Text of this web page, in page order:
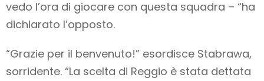
vedo l’ora di giocare con questa squadra – “ha
dichiarato l’opposto.
“Grazie per il benvenuto!” esordisce Stabrawa,
sorridente. “La scelta di Reggio è stata dettata